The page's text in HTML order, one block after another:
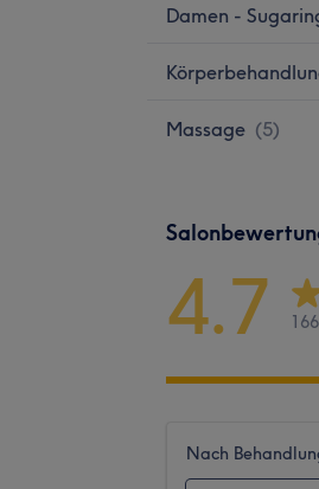
Damen -
Massage (5)
4.7
Nach